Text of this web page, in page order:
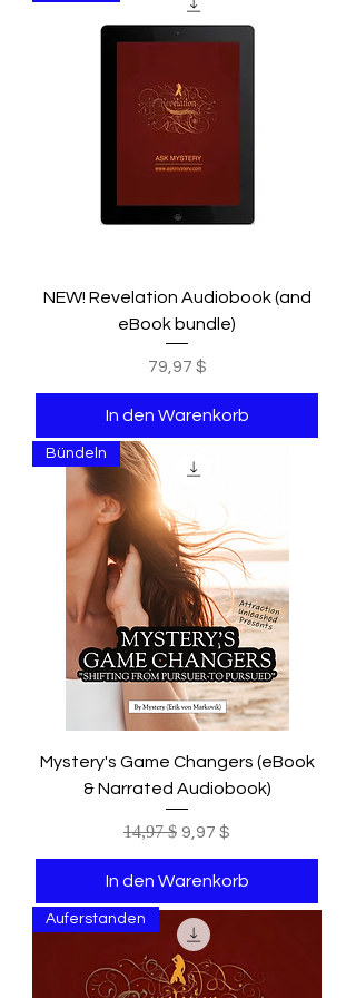
NEW! Revelation Audiobook (and
eBook bundle)
Preis
79,97 $
In den Warenkorb
Bündeln
Mystery's Game Changers (eBook
& Narrated Audiobook)
Standardpreis
14,97 $ Sale-Preis
9,97 $
In den Warenkorb
Auferstanden